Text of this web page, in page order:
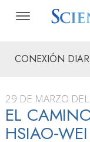
CONEXIÓN
29 DE MARZO
EL